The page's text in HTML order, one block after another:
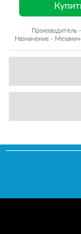
Производитель -
Назначение -